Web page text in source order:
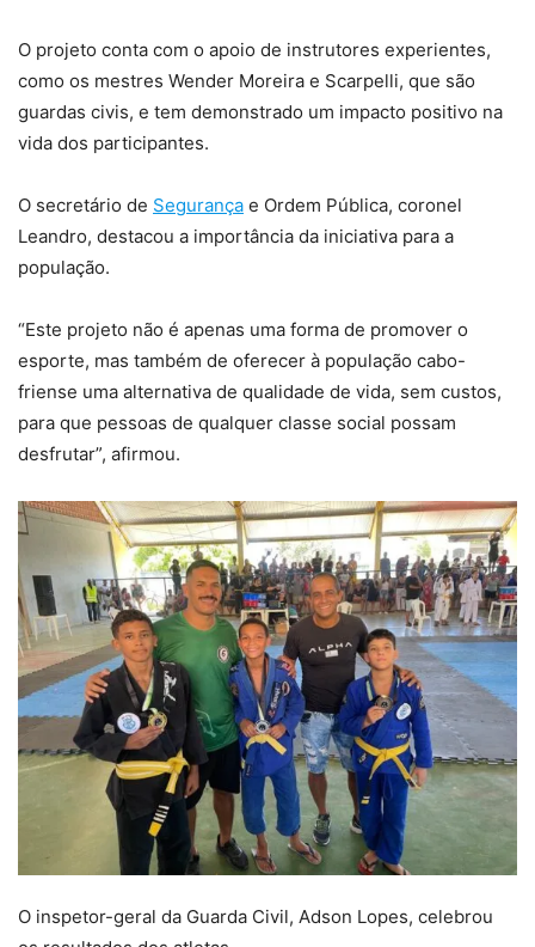
O projeto conta com o apoio de instrutores experientes,
como os mestres Wender Moreira e Scarpelli, que são
guardas civis, e tem demonstrado um impacto positivo na
vida dos participantes.
O secretário de Segurança e Ordem Pública, coronel
Leandro, destacou a importância da iniciativa para a
população.
“Este projeto não é apenas uma forma de promover o
esporte, mas também de oferecer à população cabo-
friense uma alternativa de qualidade de vida, sem custos,
para que pessoas de qualquer classe social possam
desfrutar”, afirmou.
O inspetor-geral da Guarda Civil, Adson Lopes, celebrou